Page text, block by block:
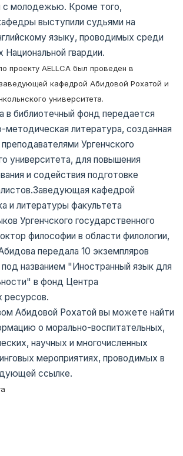
с молодежью. Кроме того,
выступили судьями на
языку, проводимых среди
гвардии.
проекту AELLCA был проведен в
кафедрой Абидовой Рохатой и
университета.
в библиотечный фонд передается
методическая литература, созданная
Ургенчского
университета, для повышения
и содействия подготовке
кафедрой
и литературы факультета
Ургенчского государственного
философии в области филологии,
передала 10 экземпляров
под названием "Иностранный язык для
в фонд Центра
ресурсов.
Абидовой Рохатой вы можете найти
о морально-воспитательных,
научных и многочисленных
мероприятиях, проводимых в
ссылке.